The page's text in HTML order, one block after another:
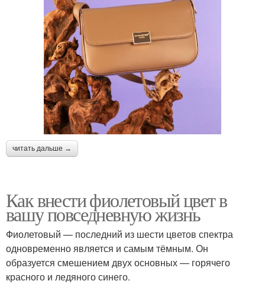
читать дальше →
Как внести фиолетовый цвет в
вашу повседневную жизнь
Фиолетовый — последний из шести цветов спектра
одновременно является и самым тёмным. Он
образуется смешением двух основных — горячего
красного и ледяного синего.